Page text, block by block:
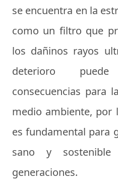
se encuentra en la
como un filtro que
los dañinos rayos
deterioro
consecuencias para
medio ambiente, por
es fundamental para
sano y
generaciones.